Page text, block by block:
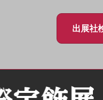
出展社